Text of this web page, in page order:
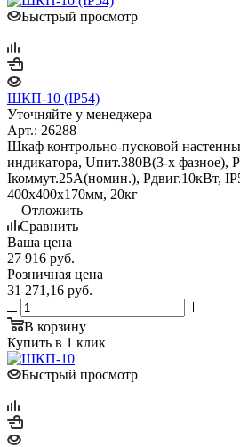
Быстрый просмотр
ШКП-10 (IP54)
Уточняйте у менеджера
Арт.: 26288
Шкаф контрольно-пусковой
индикатора, Uпит.380В(3-х фазное),
Iкоммут.25А(номин.), Pдвиг.10кВт,
400х400х170мм, 20кг
Отложить
Сравнить
Ваша цена
27 916 руб.
Розничная цена
31 271,16 руб.
В корзину
Купить в 1 клик
Быстрый просмотр